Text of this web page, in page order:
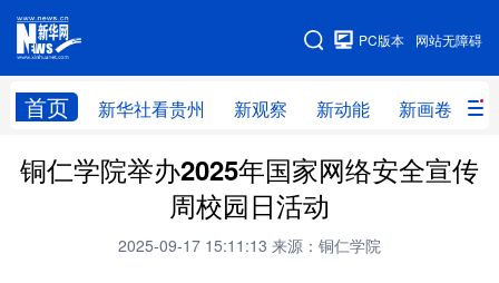
网站无障碍
PC版本
首页 新华社看贵州 新观察 新动能 新画卷
网站地图
新华社看贵州 新观察 新动能 新画卷
贵州领导 人事
直播
铜仁学院举办2025年国家网络安全宣传
周校园日活动
2025-09-17 15:11:13 来源：铜仁学院